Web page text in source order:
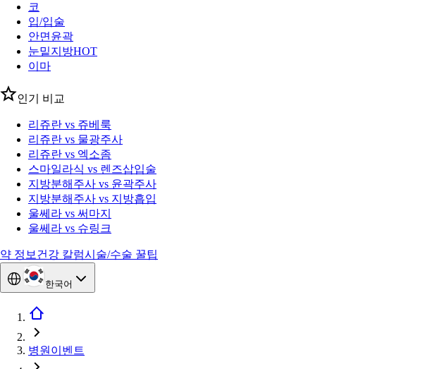
코
입/입술
안면윤곽
눈밑지방HOT
이마
인기 비교
리쥬란 vs 쥬베룩
리쥬란 vs 물광주사
리쥬란 vs 엑소좀
스마일라식 vs 렌즈삽입술
지방분해주사 vs 윤곽주사
지방분해주사 vs 지방흡입
울쎄라 vs 써마지
울쎄라 vs 슈링크
약 정보 건강 칼럼시술/수술 꿀팁
한국어
병원이벤트